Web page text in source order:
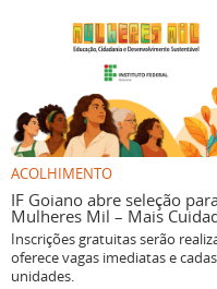
ACOLHIMENTO
IF Goiano abre seleção
Mulheres Mil – Mais
Inscrições gratuitas serão
oferece vagas imediatas e
unidades.